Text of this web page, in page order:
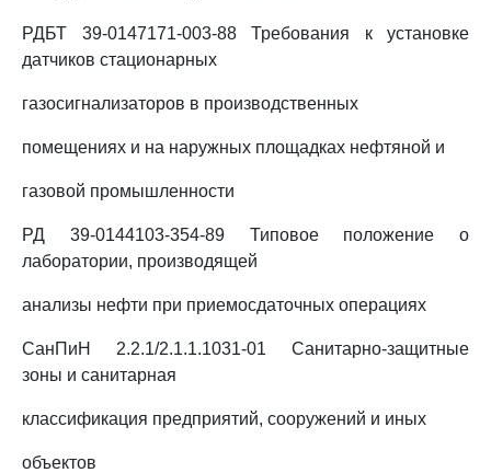
РДБТ 39-0147171-003-88 Требования к установке
датчиков стационарных
газосигнализаторов в производственных
помещениях и на наружных площадках нефтяной и
газовой промышленности
РД 39-0144103-354-89 Типовое положение о
лаборатории, производящей
анализы нефти при приемосдаточных операциях
СанПиН 2.2.1/2.1.1.1031-01 Санитарно-защитные
зоны и санитарная
классификация предприятий, сооружений и иных
объектов